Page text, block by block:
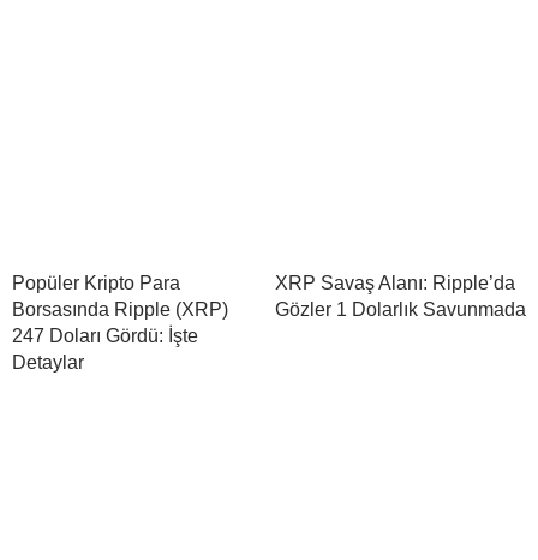
Popüler Kripto Para
Borsasında Ripple (XRP)
247 Doları Gördü: İşte
Detaylar
XRP Savaş Alanı: Ripple’da
Gözler 1 Dolarlık Savunmada